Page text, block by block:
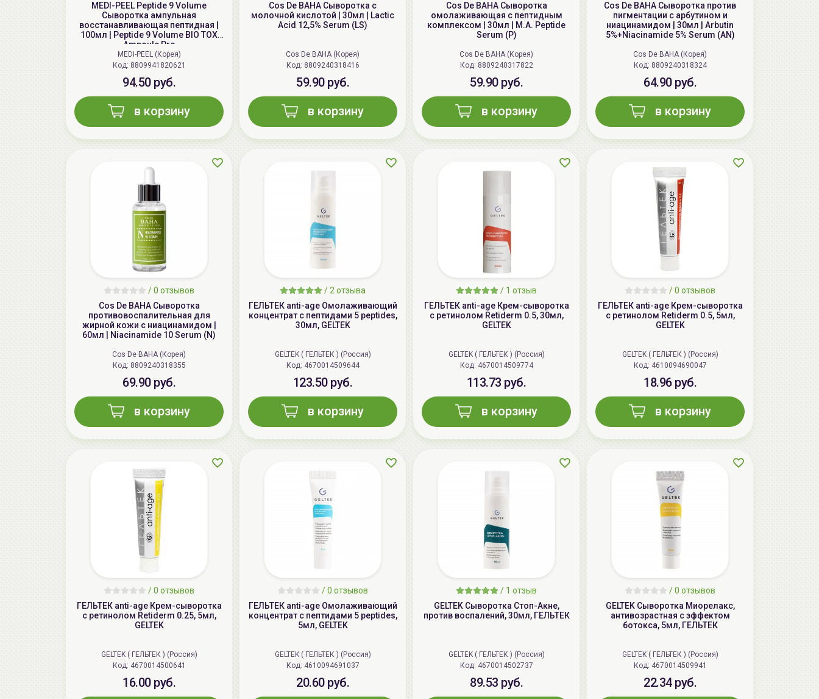
AiliCode Бальзам для волос
увлажняющий, 250мл
aкция
AiliCode Восстанавливающий крем-
MEDI-PEEL Peptide 9 Volume
Сыворотка ампульная
восстанавливающая пептидная |
100мл | Peptide 9 Volume BIO TOX
Ampoule Pro
MEDI-PEEL (Корея)
Код: 8809941820621
94.50 руб.
в корзину
Cos De BAHA Сыворотка с
молочной кислотой | 30мл | Lactic
Acid 12,5% Serum (LS)
Cos De BAHA (Корея)
Код: 8809240318416
59.90 руб.
в корзину
Cos De BAHA Сыворотка
омолаживающая с пептидным
комплексом | 30мл | M.A. Peptide
Serum (P)
Cos De BAHA (Корея)
Код: 8809240317822
59.90 руб.
в корзину
Cos De BAHA Сыворотка против
пигментации с арбутином и
ниацинамидом | 30мл | Arbutin
5%+Niacinamide 5% Serum (AN)
Cos De BAHA (Корея)
Код: 8809240318324
64.90 руб.
в корзину
/0 отзывов
Cos De BAHA Сыворотка
противовоспалительная для
жирной кожи с ниацинамидом |
60мл | Niacinamide 10 Serum (N)
Cos De BAHA (Корея)
Код: 8809240318355
69.90 руб.
в корзину
/ 2 отзыва
ГЕЛЬТЕК anti-age Омолаживающий
концентрат с пептидами 5 peptides,
30мл, GELTEK
GELTEK ( ГЕЛЬТЕК ) (Россия)
Код: 4670014509644
123.50 руб.
в корзину
/ 1 отзыв
ГЕЛЬТЕК anti-age Крем-сыворотка
с ретинолом Retiderm 0.5, 30мл,
GELTEK
GELTEK ( ГЕЛЬТЕК ) (Россия)
Код: 4670014509774
113.73 руб.
в корзину
/0 отзывов
ГЕЛЬТЕК anti-age Крем-сыворотка
с ретинолом Retiderm 0.5, 5мл,
GELTEK
GELTEK ( ГЕЛЬТЕК ) (Россия)
Код: 4610094690047
18.96 руб.
в корзину
/0 отзывов
ГЕЛЬТЕК anti-age Крем-сыворотка
с ретинолом Retiderm 0.25, 5мл,
GELTEK
GELTEK ( ГЕЛЬТЕК ) (Россия)
Код: 4670014500641
16.00 руб.
/0 отзывов
ГЕЛЬТЕК anti-age Омолаживающий
концентрат с пептидами 5 peptides,
5мл, GELTEK
GELTEK ( ГЕЛЬТЕК ) (Россия)
Код: 4610094691037
20.60 руб.
/ 1 отзыв
GELTEK Сыворотка Стоп-Акне,
против воспалений, 30мл, ГЕЛЬТЕК
GELTEK ( ГЕЛЬТЕК ) (Россия)
Код: 4670014502737
89.53 руб.
/0 отзывов
GELTEK Сыворотка Миорелакс,
антивозрастная с эффектом
ботокса, 5мл, ГЕЛЬТЕК
GELTEK ( ГЕЛЬТЕК ) (Россия)
Код: 4670014509941
22.34 руб.